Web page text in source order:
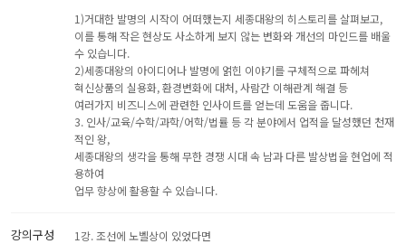
1)거대한 발명의 시작이 어떠했는지 세종대왕의 히스토리를 살펴보고,
이를 통해 작은 현상도 사소하게 보지 않는 변화와 개선의 마인드를 배울
수 있습니다.
2)세종대왕의 아이디어나 발명에 얽힌 이야기를 구체적으로 파헤쳐
혁신상품의 실용화, 환경변화에 대처, 사람간 이해관계 해결 등
여러가지 비즈니스에 관련한 인사이트를 얻는데 도움을 줍니다.
3. 인사/교육/수학/과학/어학/법률 등 각 분야에서 업적을 달성했던 천재
적인 왕,
세종대왕의 생각을 통해 무한 경쟁 시대 속 남과 다른 발상법을 현업에 적
용하여
업무 향상에 활용할 수 있습니다.
강의구성
1강. 조선에 노벨상이 있었다면